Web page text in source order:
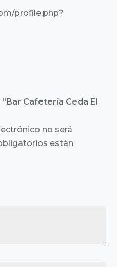
profile.php?
Cafetería Ceda El
no será
están